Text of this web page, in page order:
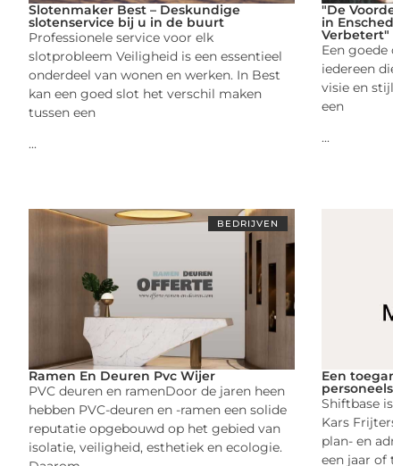
Slotenmaker Best – Deskundige
slotenservice bij u in de buurt
Professionele service voor elk
slotprobleem Veiligheid is een essentieel
onderdeel van wonen en werken. In Best
kan een goed slot het verschil maken
tussen een
...
"De
in
Verbetert"
Een
iedereen
visie en
een
...
BEDRIJVEN
Ramen En Deuren Pvc Wijer
PVC deuren en ramenDoor de jaren heen
hebben PVC-deuren en -ramen een solide
reputatie opgebouwd op het gebied van
isolatie, veiligheid, esthetiek en ecologie.
Een
Shiftbase
Kars
plan- en
een jaar of